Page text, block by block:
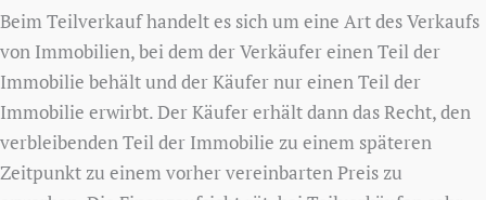
Beim Teilverkauf handelt es sich um eine Art des Verkaufs
von Immobilien, bei dem der Verkäufer einen Teil der
Immobilie behält und der Käufer nur einen Teil der
Immobilie erwirbt. Der Käufer erhält dann das Recht, den
verbleibenden Teil der Immobilie zu einem späteren
Zeitpunkt zu einem vorher vereinbarten Preis zu